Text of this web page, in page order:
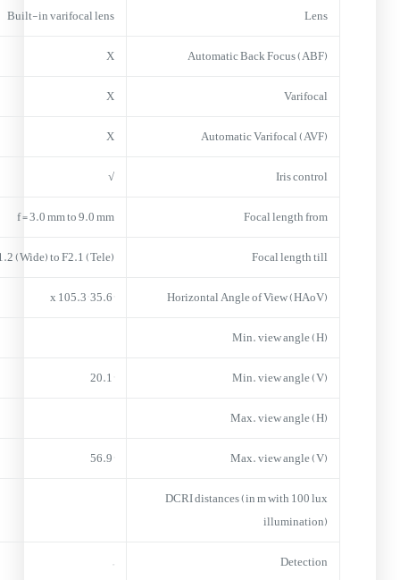
Lens
Built-in varifocal lens
Automatic Back Focus (ABF)
X
Varifocal
X
Automatic Varifocal (AVF)
X
Iris control
√
Focal length from
f = 3.0 mm to 9.0 mm
Focal length till
(Wide) to F2.1 (Tele)
Horizontal Angle of View (HAoV)
35.6° x 105.3°
Min. view angle (H)
Min. view angle (V)
20.1°
Max. view angle (H)
Max. view angle (V)
56.9°
DCRI distances (in m with 100 lux
illumination)
Detection
–